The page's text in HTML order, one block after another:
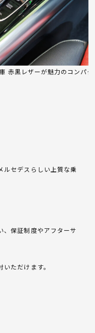
赤黒レザーが魅力のコンパ
ルセデスらしい上質な乗
、保証制度やアフターサ
ただけます。